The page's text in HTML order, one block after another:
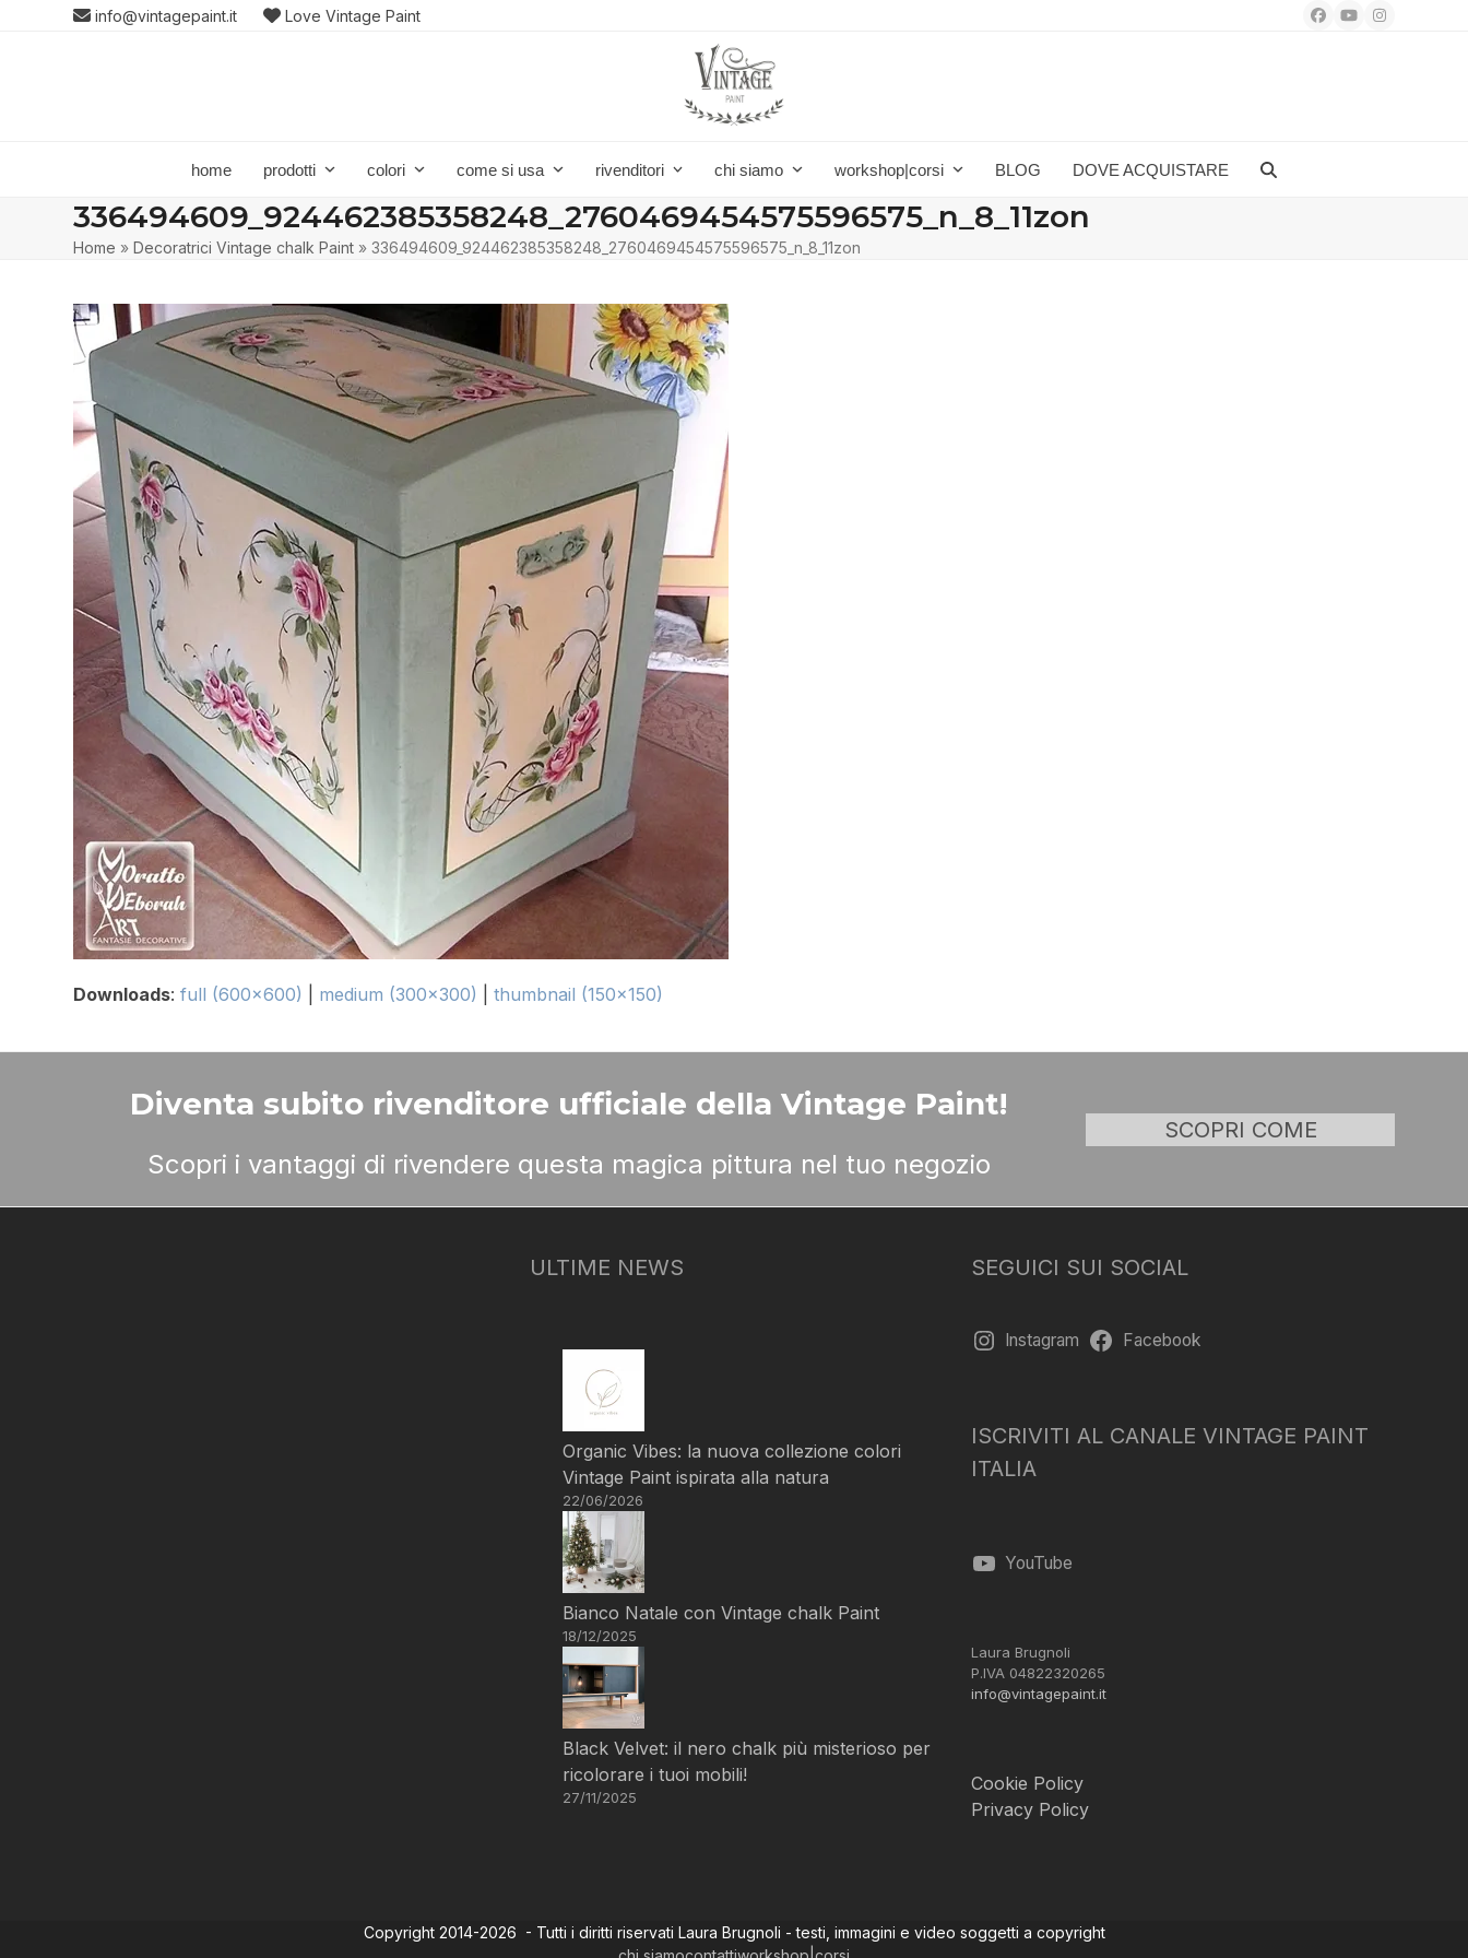
info@vintagepaint.it Love Vintage Paint Facebook
YouTubeInstagram
home prodotti colori come si usa rivenditori chi siamo workshop|corsi BLOG DOVE ACQUISTARE
336494609_924462385358248_2760469454575596575_n_8_11zon
Home »Decoratrici Vintage chalk Paint »336494609_924462385358248_2760469454575596575_n_8_11zon
Downloads:full (600x600) medium (300x300) |thumbnail (150x150)
Diventa subito rivenditore ufficiale della Vintage Paint!
Scopri i vantaggi di rivendere questa magica pittura nel tuo negozio
SCOPRI COME
ULTIME NEWS
Organic Vibes: la nuova collezione colori
Vintage Paint ispirata alla natura
22/06/2026
Bianco Natale con Vintage chalk Paint
18/12/2025
Black Velvet: il nero chalk più misterioso per
ricolorare i tuoi mobili!
27/11/2025
SEGUICI SUI SOCIAL
Instagram Facebook
ISCRIVITI AL CANALE VINTAGE PAINT
ITALIA
YouTube
Laura Brugnoli
P.IVA 04822320265
info@vintagepaint.it
Cookie Policy
Privacy Policy
Copyright 2014-2026 - Tutti i diritti riservati Laura Brugnoli - testi, immagini e video soggetti a copyright